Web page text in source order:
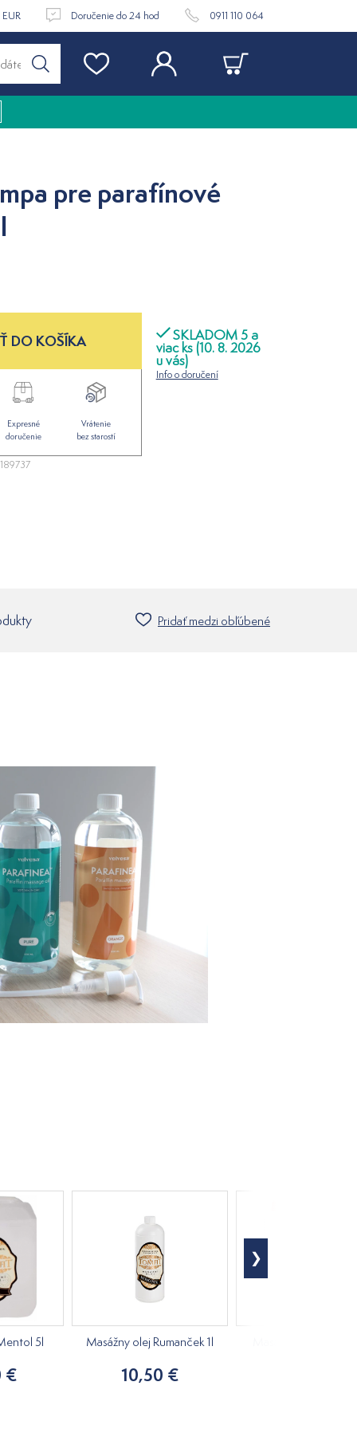
Doručenie do 24 hod 0911 110 064
pre parafínové
SKLADOM 5 a
viac ks (10. 8. 2026
u vás)
Info o doručení
DO KOŠÍKA
Expresné
doručenie
Vrátenie
bez starostí
Pridať medzi obľúbené
5l
€
Masážny olej Rumanček 1l
10,50 €